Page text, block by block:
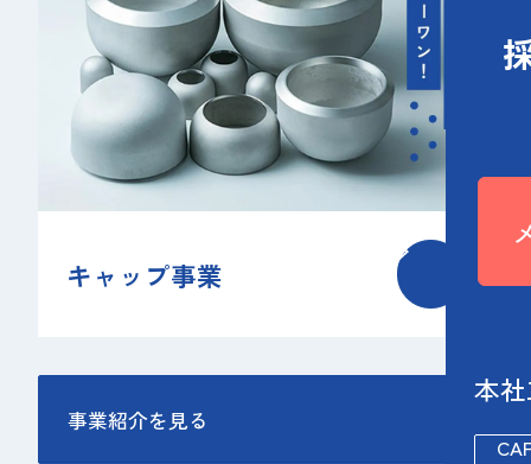
本
事業紹介を見る
キャップ事業